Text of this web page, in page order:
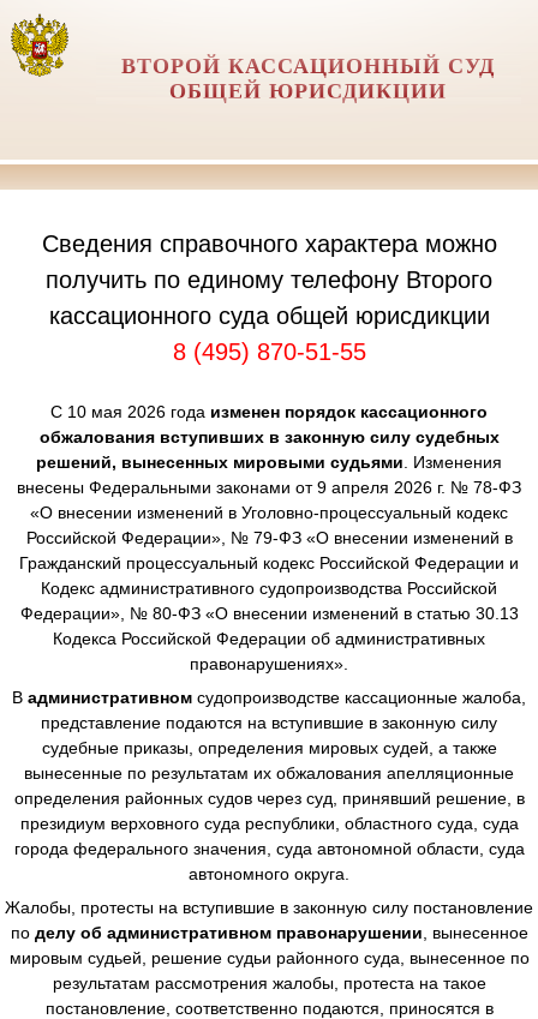
ВТОРОЙ КАССАЦИОННЫЙ СУД
ОБЩЕЙ ЮРИСДИКЦИИ
Сведения справочного характера можно
получить по единому телефону Второго
кассационного суда общей юрисдикции
8 (495) 870-51-55
С 10 мая 2026 года изменен порядок кассационного
обжалования вступивших в законную силу судебных
решений, вынесенных мировыми судьями . Изменения
внесены Федеральными законами от 9 апреля 2026 г. № 78-ФЗ
«О внесении изменений в Уголовно-процессуальный кодекс
Российской Федерации», № 79-ФЗ «О внесении изменений в
Гражданский процессуальный кодекс Российской Федерации и
Кодекс административного судопроизводства Российской
Федерации», № 80-ФЗ «О внесении изменений в статью 30.13
Кодекса Российской Федерации об административных
правонарушениях».
В административном судопроизводстве кассационные жалоба,
представление подаются на вступившие в законную силу
судебные приказы, определения мировых судей, а также
вынесенные по результатам их обжалования апелляционные
определения районных судов через суд, принявший решение, в
президиум верховного суда республики, областного суда, суда
города федерального значения, суда автономной области, суда
автономного округа.
Жалобы, протесты на вступившие в законную силу постановление
по делу об административном правонарушении , вынесенное
мировым судьей, решение судьи районного суда, вынесенное по
результатам рассмотрения жалобы, протеста на такое
постановление, соответственно подаются, приносятся в